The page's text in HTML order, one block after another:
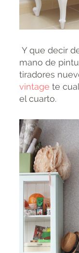
Y que decir
mano de
tiradores
vintage te
el cuarto.